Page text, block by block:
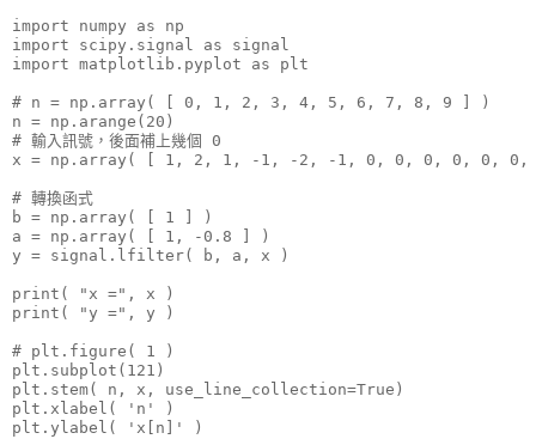
import numpy as np
import scipy.signal as signal
import matplotlib.pyplot as plt
# n = np.array( [ 0, 1, 2, 3, 4, 5, 6, 7, 8, 9 ] )
n = np.arange(20)
# 輸入訊號，後面補上幾個 0
x = np.array( [ 1, 2, 1, -1, -2, -1, 0, 0, 0, 0, 0,
# 轉換函式
b = np.array( [ 1 ] )
a = np.array( [ 1, -0.8 ] )
y = signal.lfilter( b, a, x )
print( "x =", x )
print( "y =", y )
# plt.figure( 1 )
plt.subplot(121)
plt.stem( n, x, use_line_collection=True)
plt.xlabel( 'n' )
plt.ylabel( 'x[n]' )